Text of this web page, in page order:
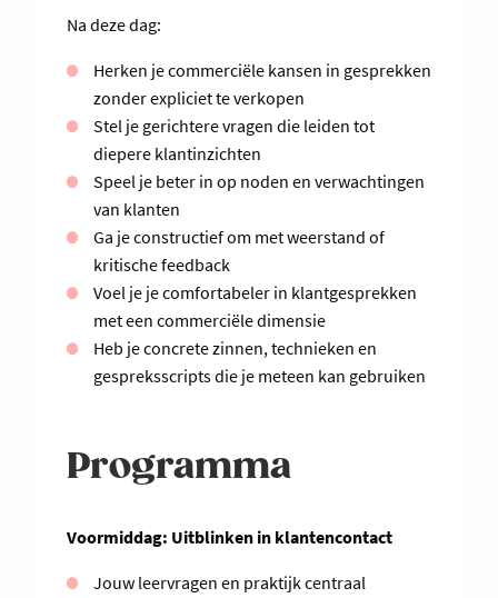
Na deze dag:
Herken je commerciële kansen in gesprekken
zonder expliciet te verkopen
Stel je gerichtere vragen die leiden tot
diepere klantinzichten
Speel je beter in op noden en verwachtingen
van klanten
Ga je constructief om met weerstand of
kritische feedback
Voel je je comfortabeler in klantgesprekken
met een commerciële dimensie
Heb je concrete zinnen, technieken en
gespreksscripts die je meteen kan gebruiken
Programma
Voormiddag: Uitblinken in klantencontact
Jouw leervragen en praktijk centraal